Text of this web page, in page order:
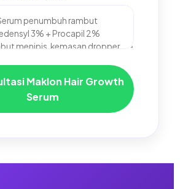
Maklon Hair Growth
Serum